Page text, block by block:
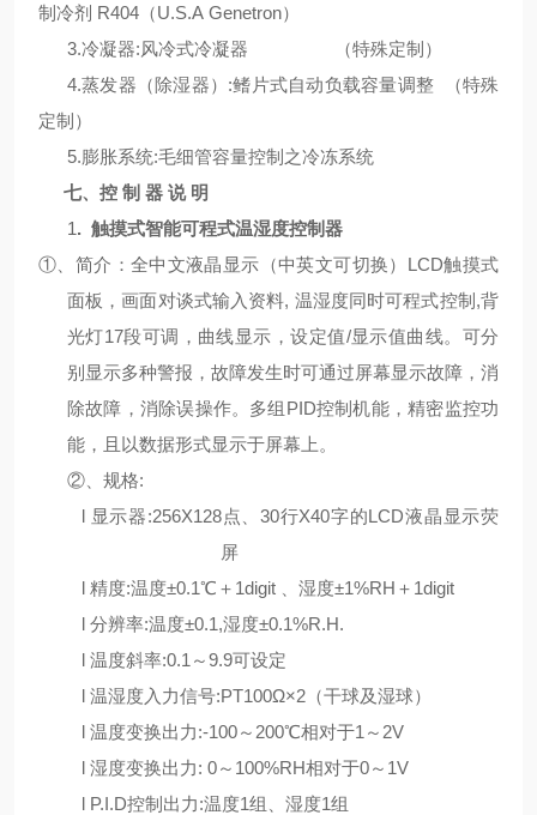
制冷剂 R404（U.S.A Genetron）
3.冷凝器:风冷式冷凝器 （特殊定制）
4.蒸发器（除湿器）:鳍片式自动负载容量调整 （特殊
定制）
5.膨胀系统:毛细管容量控制之冷冻系统
七、控 制 器 说 明
1. 触摸式智能可程式温湿度控制器
①、简介：全中文液晶显示（中英文可切换）LCD触摸式
面板，画面对谈式输入资料, 温湿度同时可程式控制,背
光灯17段可调，曲线显示，设定值/显示值曲线。可分
别显示多种警报，故障发生时可通过屏幕显示故障，消
除故障，消除误操作。多组PID控制机能，精密监控功
能，且以数据形式显示于屏幕上。
②、 规格:
l 显示器:256X128点
30行X40字的LCD液晶显示荧
屏
l 精度:温度±0.1℃＋1digit 、湿度±1%RH＋1digit
l 分辨率:温度±0.1,湿度±0.1%R.H.
l 温度斜率:0.1～9.9可设定
l 温湿度入力信号:PT100Ω×2（干球及湿球）
l 温度变换出力:-100～ 200℃相对于1 ～ 2V
l 湿度变换出力: 0～ 100%RH相对于0～ 1V
l P.I.D控制 出力:温度1组
湿度1组